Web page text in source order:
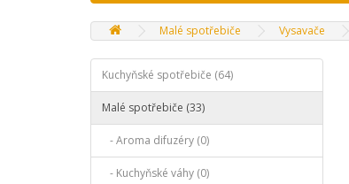
Malé spotřebiče Vysavače
Kuchyňské spotřebiče (64)
Malé spotřebiče (33)
- Aroma difuzéry (0)
- Kuchyňské váhy (0)